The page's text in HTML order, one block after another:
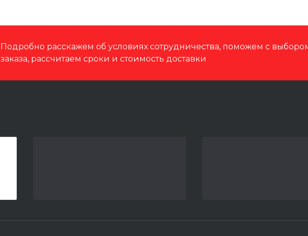
Подробно расскажем об условиях сотрудничества, поможем с
заказа, рассчитаем сроки и стоимость доставки